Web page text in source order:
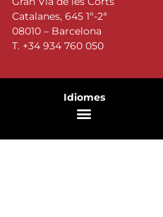
Catalanes, 645 1º-2ª
08010 – Barcelona
T. +34 934 760 050
Idiomes